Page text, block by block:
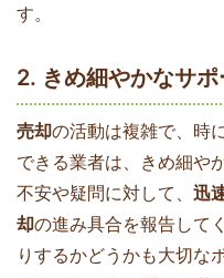
す。
2. きめ細やかなサポ
売却の活動は複雑で、時
できる業者は、きめ細や
不安や疑問に対して、 迅
却の進み具合を報告して
りするかどうかも大切な